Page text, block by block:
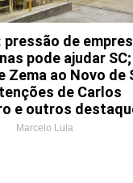
de
pode ajudar
Zema ao Novo de
de Carlos
e outros
Marcelo Lula